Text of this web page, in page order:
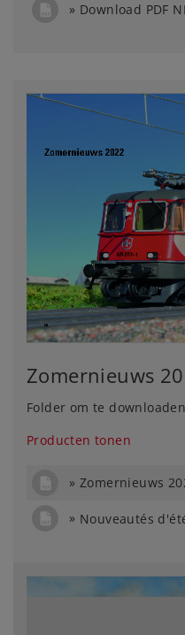
Download PDF
Zomernieuws
Folder om te
Producten tonen
Zomernieuws
Nouveautés